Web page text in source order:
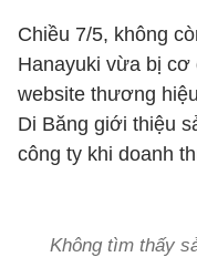
Chiều 7/5, không
Hanayuki vừa bị cơ
website thương
Di Băng giới thiệu
công ty khi doanh
Không tìm thấy